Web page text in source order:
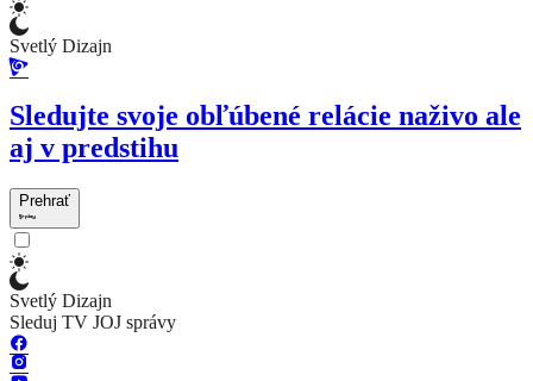
Svetlý Dizajn
Sledujte svoje obľúbené relácie naživo ale
aj v predstihu
Prehrať
Svetlý Dizajn
Sleduj TV JOJ správy